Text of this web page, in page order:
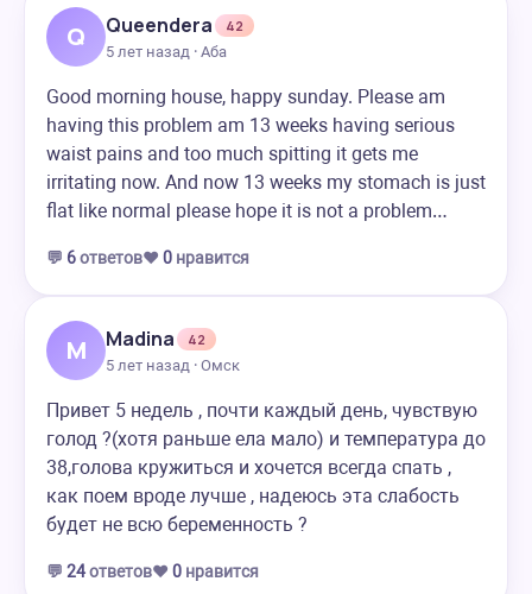
Q Queendera
42
5 лет назад · Аба
Good morning house, happy sunday. Please am
having this problem am 13 weeks having serious
waist pains and too much spitting it gets me
irritating now. And now 13 weeks my stomach is just
flat like normal please hope it is not a problem…
💬 6ответов❤️ 0 нравится
M Madina
42
5 лет назад · Омск
Привет 5 недель , почти каждый день, чувствую
голод ?(хотя раньше ела мало) и температура до
38,голова кружиться и хочется всегда спать ,
как поем вроде лучше , надеюсь эта слабость
будет не всю беременность ?
💬 24ответов❤️ 0 нравится